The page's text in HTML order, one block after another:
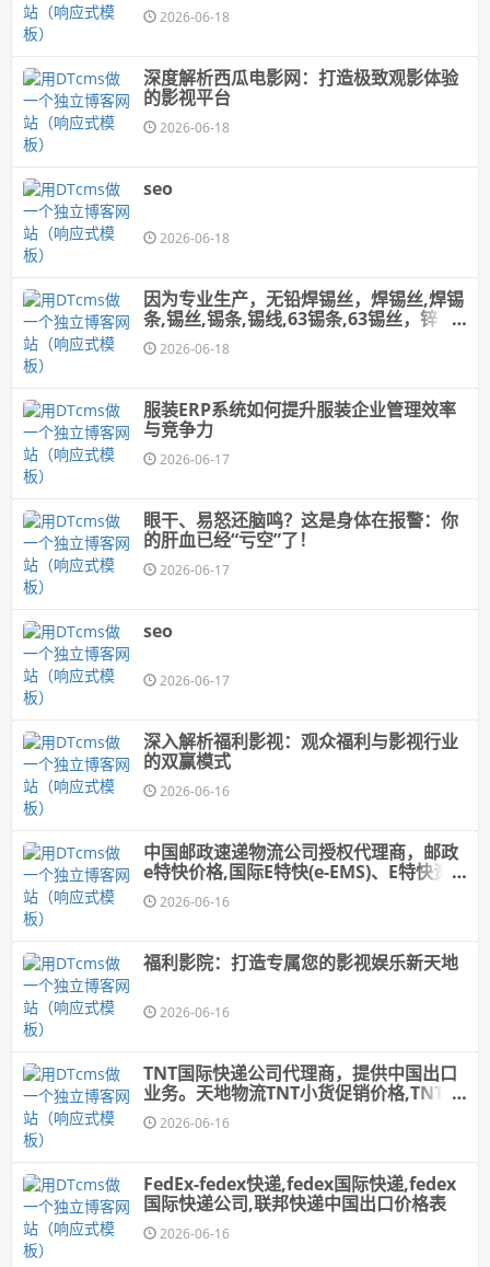
2026-06-18
深度解析西瓜电影网：打造极致观影体验
的影视平台
2026-06-18
seo
2026-06-18
因为专业生产，无铅焊锡丝，焊锡丝,焊锡
条,锡丝,锡条,锡线,63锡条,63锡丝，锌
丝、环保焊锡丝，纯锌丝，所以产品质量
好2026-06-18
服装ERP系统如何提升服装企业管理效率
与竞争力
2026-06-17
眼干、易怒还脑鸣？这是身体在报警：你
的肝血已经“亏空”了！
2026-06-17
seo
2026-06-17
深入解析福利影视：观众福利与影视行业
的双赢模式
2026-06-16
中国邮政速递物流公司授权代理商，邮政
e特快价格,国际E特快(e-EMS)、E特快资
费 2026-06-16
福利影院：打造专属您的影视娱乐新天地
2026-06-16
TNT国际快递公司代理商，提供中国出口
业务。天地物流TNT小货促销价格,TNT快
递价格,TNT国际快递价格
2026-06-16
FedEx-fedex快递,fedex国际快递,fedex
国际快递公司,联邦快递中国出口价格表
2026-06-16